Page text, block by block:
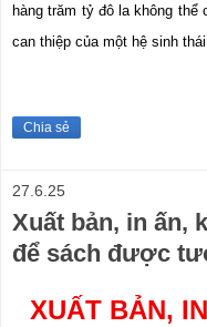
hàng trăm tỷ đô la không
can thiệp của một hệ sinh thái
Chia sẻ
27.6.25
Xuất bản, in ấn,
để sách được
XUẤT BẢN,